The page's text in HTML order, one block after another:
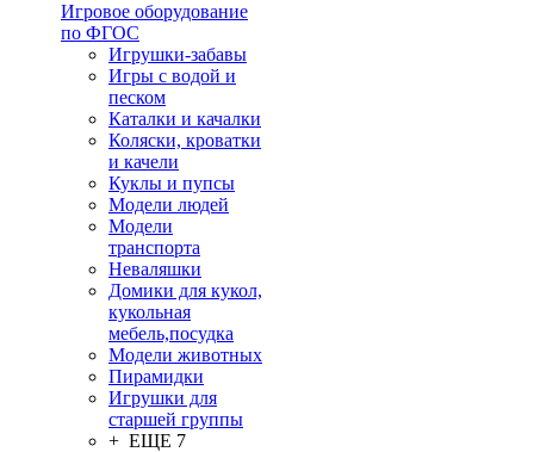
Игровое оборудование
по ФГОС
Игрушки-забавы
Игры с водой и
песком
Каталки и качалки
Коляски, кроватки
и качели
Куклы и пупсы
Модели людей
Модели
транспорта
Неваляшки
Домики для кукол,
кукольная
мебель,посудка
Модели животных
Пирамидки
Игрушки для
старшей группы
+ ЕЩЕ 7